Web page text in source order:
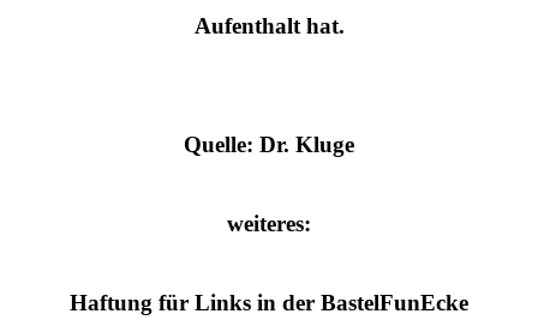
Aufenthalt hat.
Quelle: Dr. Kluge
weiteres:
Haftung für Links in der BastelFunEcke